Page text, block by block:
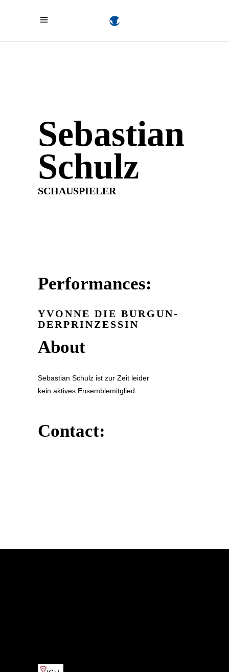
Sebastian
Schulz
SCHAUSPIELER
Performances:
YVONNE DIE BUR­GUN­
DER­PRIN­ZES­SIN
About
Sebastian Schulz ist zur Zeit leider
kein aktives Ensemblemitglied.
Contact: